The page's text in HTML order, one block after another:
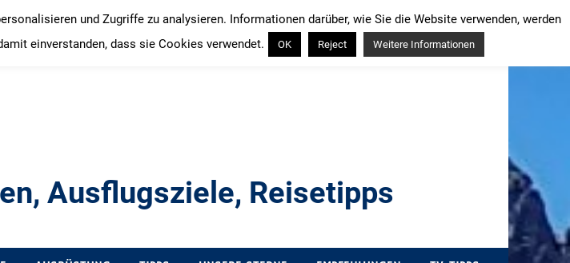
Ausflugsziele, Reisetipps
und Zugriffe zu analysieren. Informationen darüber, wie Sie die Website verwenden, werden
einverstanden, dass sie Cookies verwendet.
OK Reject Weitere Informationen